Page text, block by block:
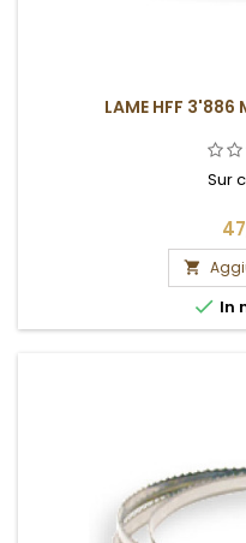
LAME HFF 3'886
Sur

 In